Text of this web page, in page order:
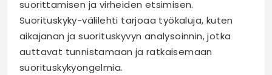
suorittamisen ja virheiden etsimisen.
Suorituskyky-välilehti tarjoaa työkaluja, kuten
aikajanan ja suorituskyvyn analysoinnin, jotka
auttavat tunnistamaan ja ratkaisemaan
suorituskykyongelmia.